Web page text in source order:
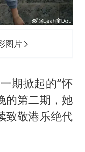
上门女婿出轨女邻居多年被判重婚罪
构建更高水平的全民健身公共服务体系
连曝丑闻
奋力开创中国式现代化建设新局面
图片
期掀起的“怀
的第二期，她
致敬港乐绝代